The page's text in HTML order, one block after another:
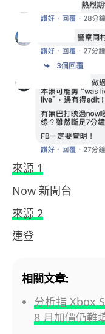
來源 1
Now 新聞台
來源 2
連登
相關文章:
分析指 Xbox
8 月加價仍難